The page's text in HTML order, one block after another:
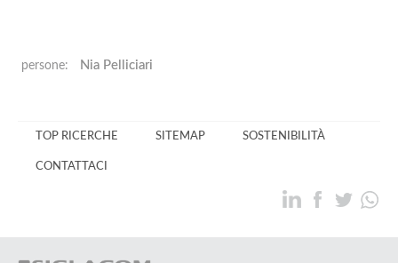
persone: Nia Pelliciari
TOP RICERCHE SITEMAP SOSTENIBILITÀ
CONTATTACI